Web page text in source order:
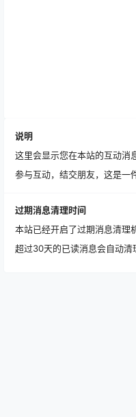
说明
这里会显示您在本站的互动消
参与互动，结交朋友，这是一
过期消息清理时间
本站已经开启了过期消息清理
超过30天的已读消息会自动清